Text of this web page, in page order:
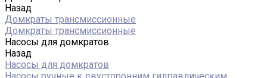
Назад
Домкраты трансмиссионные
Домкраты трансмиссионные
Насосы для домкратов
Назад
Насосы для домкратов